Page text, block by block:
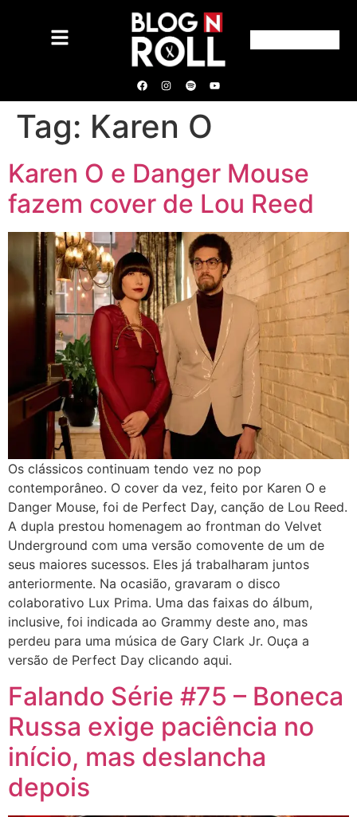
Tag: Karen O
Karen O e Danger Mouse
fazem cover de Lou Reed
Os clássicos continuam tendo vez no pop
contemporâneo. O cover da vez, feito por Karen O e
Danger Mouse, foi de Perfect Day, canção de Lou Reed.
A dupla prestou homenagem ao frontman do Velvet
Underground com uma versão comovente de um de
seus maiores sucessos. Eles já trabalharam juntos
anteriormente. Na ocasião, gravaram o disco
colaborativo Lux Prima. Uma das faixas do álbum,
inclusive, foi indicada ao Grammy deste ano, mas
perdeu para uma música de Gary Clark Jr. Ouça a
versão de Perfect Day clicando aqui.
Falando Série #75 – Boneca
Russa exige paciência no
início, mas deslancha
depois